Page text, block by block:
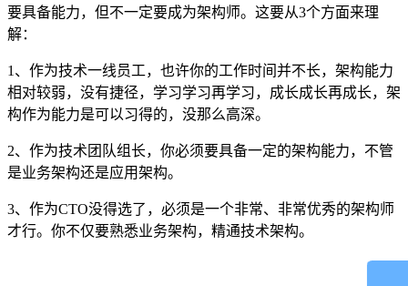
要具备能力，但不一定要成为架构师。这要从3个方面来理
解：
1、作为技术一线员工，也许你的工作时间并不长，架构能力
相对较弱，没有捷径，学习学习再学习，成长成长再成长，架
构作为能力是可以习得的，没那么高深。
2、作为技术团队组长，你必须要具备一定的架构能力，不管
是业务架构还是应用架构。
3、作为CTO没得选了，必须是一个非常、非常优秀的架构师
才行。你不仅要熟悉业务架构，精通技术架构。